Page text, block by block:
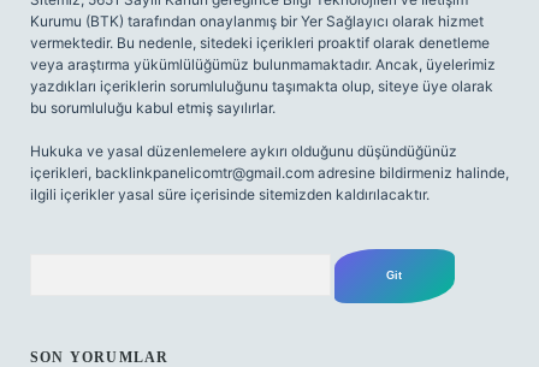
Kurumu (BTK) tarafından onaylanmış bir Yer Sağlayıcı olarak hizmet
vermektedir. Bu nedenle, sitedeki içerikleri proaktif olarak denetleme
veya araştırma yükümlülüğümüz bulunmamaktadır. Ancak, üyelerimiz
yazdıkları içeriklerin sorumluluğunu taşımakta olup, siteye üye olarak
bu sorumluluğu kabul etmiş sayılırlar.
Hukuka ve yasal düzenlemelere aykırı olduğunu düşündüğünüz
içerikleri, backlinkpanelicomtr@gmail.com adresine bildirmeniz halinde,
ilgili içerikler yasal süre içerisinde sitemizden kaldırılacaktır.
SON YORUMLAR